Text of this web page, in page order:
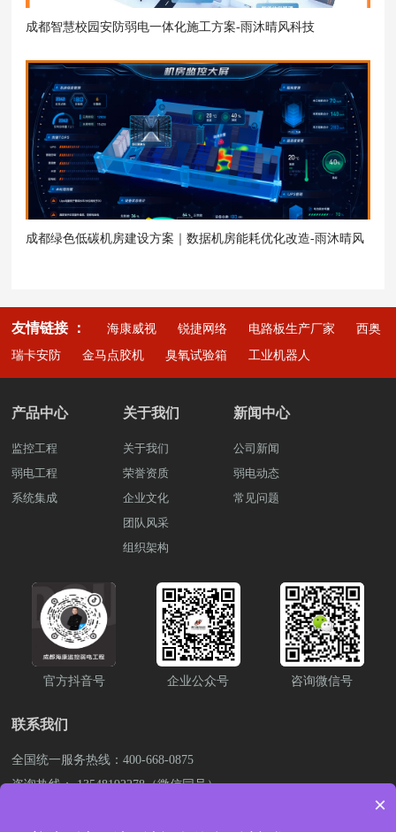
成都智慧校园安防弱电一体化施工方案-雨沐晴风科技
成都绿色低碳机房建设方案｜数据机房能耗优化改造-雨沐晴风
友情链接 ： 海康威视 锐捷网络 电路板生产厂家
西奥
瑞卡安防
金马点胶机 臭氧试验箱 工业机器人
产品中心
监控工程
弱电工程
系统集成
关于我们
关于我们
荣誉资质
企业文化
团队风采
组织架构
新闻中心
公司新闻
弱电动态
常见问题
官方抖音号 企业公众号 咨询微信号
联系我们
全国统一服务热线：400-668-0875
咨询热线： 13548192278（微信同号）
×